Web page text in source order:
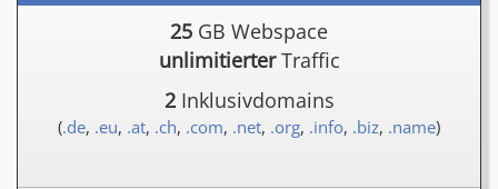
25 GB Webspace
unlimitierterTraffic
2Inklusivdomains
(.de, .eu, .at, .ch, .com, .net, .org, .info, .biz, .name)